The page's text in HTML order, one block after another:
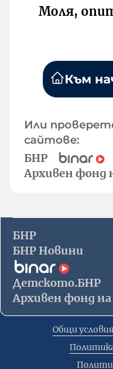
Моля,
Към
Или
сайтове:
БНР
Архивен фонд
БНР
БНР Новини
Детското.БНР
Архивен фонд
Общи